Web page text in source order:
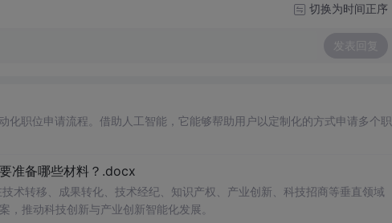
切换为时间正序
发表回复
职位申请流程。借助人工智能，它能够帮助用户以定制化的方式申请多个职
准备哪些材料？.docx
术转移、成果转化、技术经纪、知识产权、产业创新、科技招商等垂直领域
推动科技创新与产业创新智能化发展。